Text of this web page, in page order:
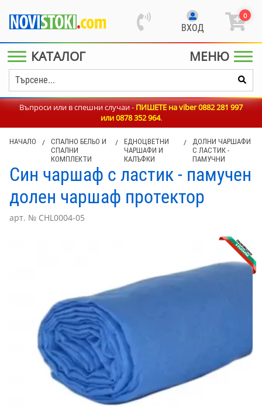
ВХОД
0
КАТАЛОГ МЕНЮ
Въпроси или в спешни случаи -ПИШЕТЕ на viber 0882 281 997
или0878 352 964.
НАЧАЛО /
СПАЛНО БЕЛЬО И
СПАЛНИ
КОМПЛЕКТИ
/
ЕДНОЦВЕТНИ
ЧАРШАФИ И
КАЛЪФКИ
/
ДОЛНИ ЧАРШАФИ
С ЛАСТИК -
ПАМУЧНИ
Син чаршаф с ластик - памучен
долен чаршаф протектор
арт. № CHL0004-05